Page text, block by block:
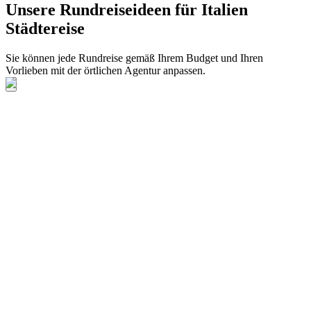
Unsere Rundreiseideen für Italien
Städtereise
Sie können jede Rundreise gemäß Ihrem Budget und Ihren
Vorlieben mit der örtlichen Agentur anpassen.